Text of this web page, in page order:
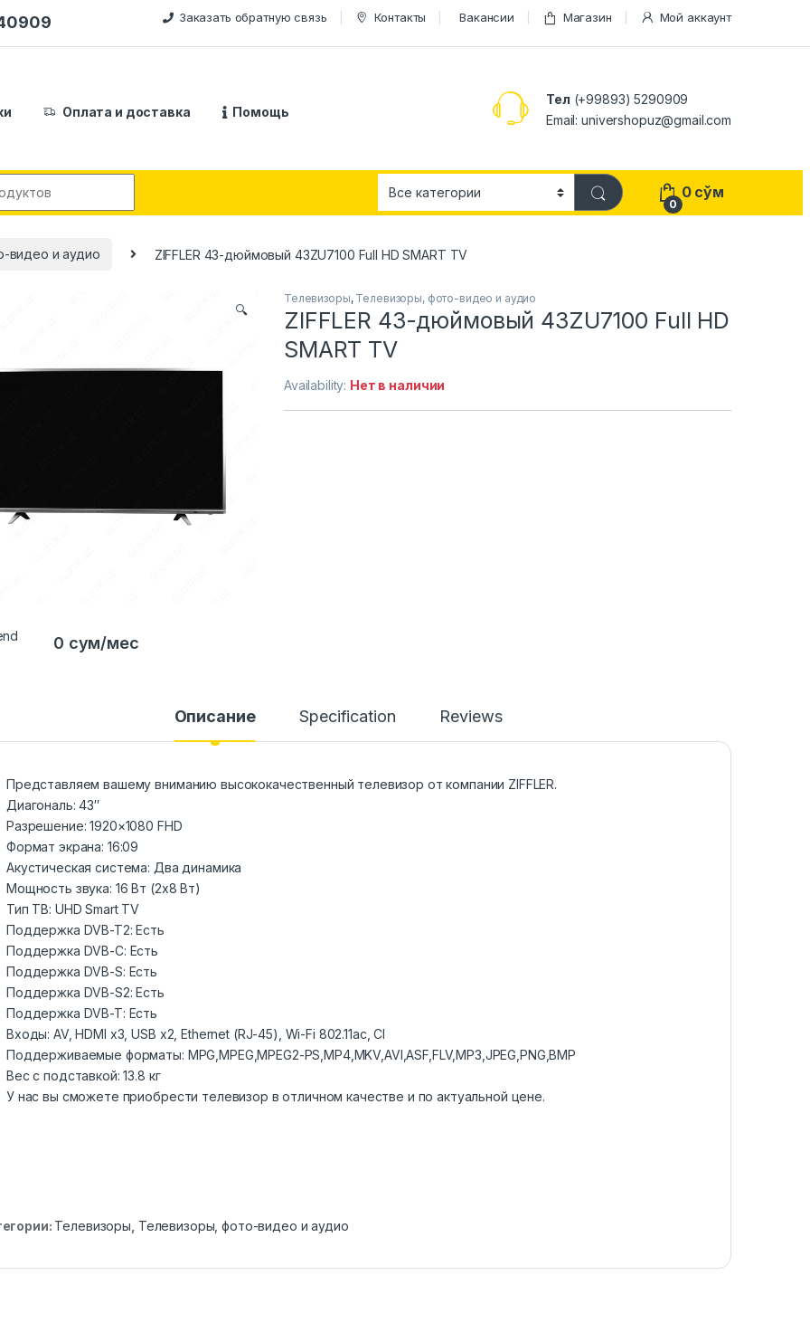
Заказать обратную связь Контакты Вакансии Магазин Мой аккаунт
Оплата и доставка Помощь
Тел (+99893) 5290909
Email: univershopuz@gmail.com
0
0 сўм
видео и аудио ZIFFLER 43-дюймовый 43ZU7100 Full HD SMART TV
🔍
Телевизоры, Телевизоры, фото-видео и аудио
ZIFFLER 43-дюймовый 43ZU7100 Full HD
SMART TV
Availability: Нет в наличии
0 сум/мес
Описание Specification Reviews
Представляем вашему вниманию высококачественный телевизор от компании ZIFFLER.
Диагональ: 43″
Разрешение: 1920×1080 FHD
Формат экрана: 16:09
Акустическая система: Два динамика
Мощность звука: 16 Вт (2х8 Вт)
Тип ТВ: UHD Smart TV
Поддержка DVB-T2: Есть
Поддержка DVB-C: Есть
Поддержка DVB-S: Есть
Поддержка DVB-S2: Есть
Поддержка DVB-T: Есть
Входы: AV, HDMI x3, USB x2, Ethernet (RJ-45), Wi-Fi 802.11ac, CI
Поддерживаемые форматы: MPG,MPEG,MPEG2-PS,MP4,MKV,AVI,ASF,FLV,MP3,JPEG,PNG,BMP
Вес с подставкой: 13.8 кг
У нас вы сможете приобрести телевизор в отличном качестве и по актуальной цене.
Телевизоры Телевизоры, фото-видео и аудио